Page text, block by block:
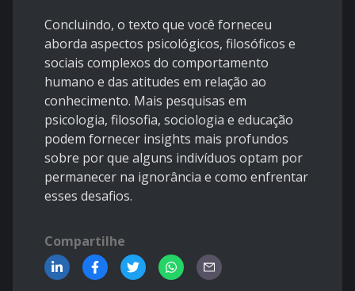
Concluindo, o texto que você forneceu
aborda aspectos psicológicos, filosóficos e
sociais complexos do comportamento
humano e das atitudes em relação ao
conhecimento. Mais pesquisas em
psicologia, filosofia, sociologia e educação
podem fornecer insights mais profundos
sobre por que alguns indivíduos optam por
permanecer na ignorância e como enfrentar
esses desafios.
Compartilhe